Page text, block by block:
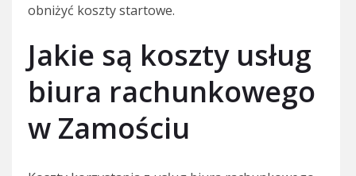
obniżyć koszty startowe.
Jakie są koszty usług
biura rachunkowego
w Zamościu